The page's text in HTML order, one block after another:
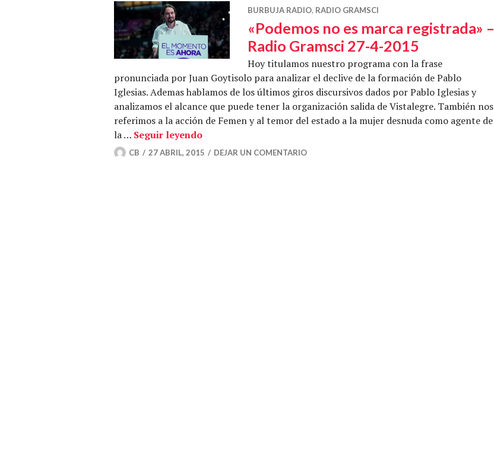
BURBUJA RADIO, RADIO GRAMSCI
«Podemos no es marca registrada» –
Radio Gramsci 27-4-2015
Hoy titulamos nuestro programa con la frase
pronunciada por Juan Goytisolo para analizar el declive de la formación de Pablo
Iglesias. Ademas hablamos de los últimos giros discursivos dados por Pablo Iglesias y
analizamos el alcance que puede tener la organización salida de Vistalegre. También nos
referimos a la acción de Femen y al temor del estado a la mujer desnuda como agente de
la … Seguir leyendo«Podemos no es marca registrada» – Radio Gramsci 27-4-2015
CB 27 ABRIL, 2015 DEJAR UN COMENTARIO